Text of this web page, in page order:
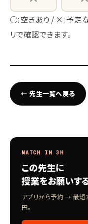
開智日本橋中学
学園中、獨協埼玉中です
○: 空きあり / ×: 予定
リで確認できます。
← 先生一覧へ戻る
MATCH IN 3H
この先生に
授業をお願いする
アプリから予約 → 最短
円。